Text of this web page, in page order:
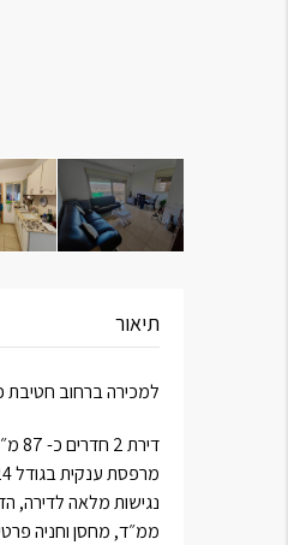
תיאור
למכירה ברחוב חטיבת
דירת 2 חדרים כ- 87 מ״ר לפי ארנונה
מרפסת ענקית בגודל 24 מ"ר .
נגישות מלאה לדירה,
ממ״ד, מחסן וחניה